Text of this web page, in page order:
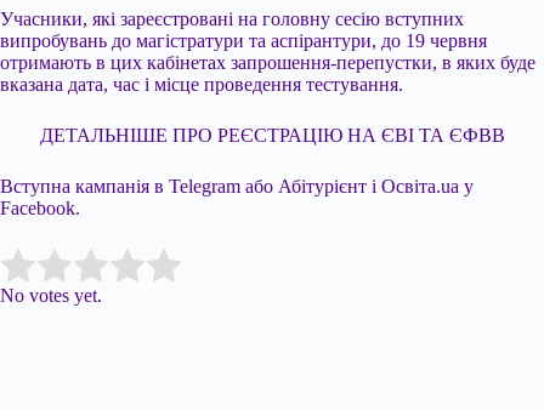
Учасники, які зареєстровані на головну сесію вступних
випробувань до магістратури та аспірантури, до 19 червня
отримають в цих кабінетах запрошення-перепустки, в яких буде
вказана дата, час і місце проведення тестування.
ДЕТАЛЬНІШЕ ПРО РЕЄСТРАЦІЮ НА ЄВІ ТА ЄФВВ
Вступна кампанія в Telegram або Абітурієнт і Освіта.ua у
Facebook.
Rate this item:
No votes yet.